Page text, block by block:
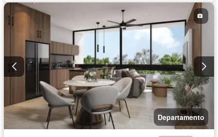
Despacho
Vista panorámica
Departamento